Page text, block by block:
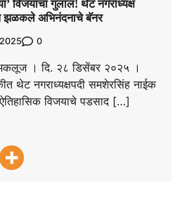
विजयाचा गुलाल! थेट नगराध्यक्ष
झळकले अभिनंदनाचे बॅनर
0
। दि. २८ डिसेंबर २०२५ ।
थेट नगराध्यक्षपदी समशेरसिंह नाईक
विजयाचे पडसाद […]